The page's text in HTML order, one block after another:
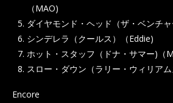
（MAO)
ダイヤモンド・ヘッド（ザ・ベンチ
シンデレラ（クールス）（Eddie)
ホット・スタッフ（ドナ・サマー)（
スロー・ダウン（ラリー・ウィリア
Encore